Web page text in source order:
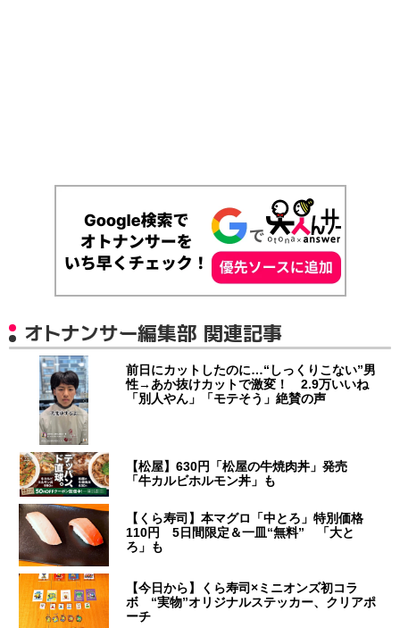
オトナンサー編集部 関連記事
前日にカットしたのに…“しっくりこない”男
性→あか抜けカットで激変！ 2.9万いいね
「別人やん」「モテそう」絶賛の声
【松屋】630円「松屋の牛焼肉丼」発売
「牛カルビホルモン丼」も
【くら寿司】本マグロ「中とろ」特別価格
110円 5日間限定＆一皿“無料” 「大と
ろ」も
【今日から】くら寿司×ミニオンズ初コラ
ボ “実物”オリジナルステッカー、クリアポ
ーチ